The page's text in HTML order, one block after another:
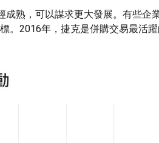
熟，可以謀求更大發展。有些企
。2016年，捷克是併購交易最活